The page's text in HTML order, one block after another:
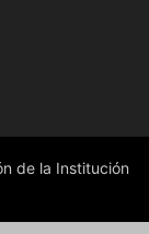
de la Institución